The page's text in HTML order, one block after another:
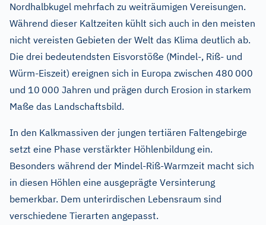
Nordhalbkugel mehrfach zu weiträumigen Vereisungen.
Während dieser Kaltzeiten kühlt sich auch in den meisten
nicht vereisten Gebieten der Welt das Klima deutlich ab.
Die drei bedeutendsten Eisvorstöße (Mindel-, Riß- und
Würm-Eiszeit) ereignen sich in Europa zwischen 480 000
und 10 000 Jahren und prägen durch Erosion in starkem
Maße das Landschaftsbild.
In den Kalkmassiven der jungen tertiären Faltengebirge
setzt eine Phase verstärkter Höhlenbildung ein.
Besonders während der Mindel-Riß-Warmzeit macht sich
in diesen Höhlen eine ausgeprägte Versinterung
bemerkbar. Dem unterirdischen Lebensraum sind
verschiedene Tierarten angepasst.